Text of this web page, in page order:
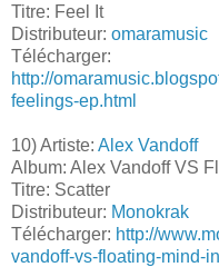
Titre: Feel It
Distributeur: omaramusic
Télécharger:
http://
feelings-ep.html
10) Artiste: Alex Vandoff
Album: Alex Vandoff VS
Titre: Scatter
Distributeur: Monokrak
Télécharger: http://
vandoff-vs-floating-mind-